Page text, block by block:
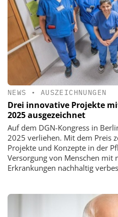
NEWS • AUSZEICHNUNGEN
Drei innovative Projekte
2025 ausgezeichnet
Auf dem DGN-Kongress in
2025 verliehen. Mit dem Preis
Projekte und Konzepte in der
Versorgung von Menschen mit
Erkrankungen nachhaltig